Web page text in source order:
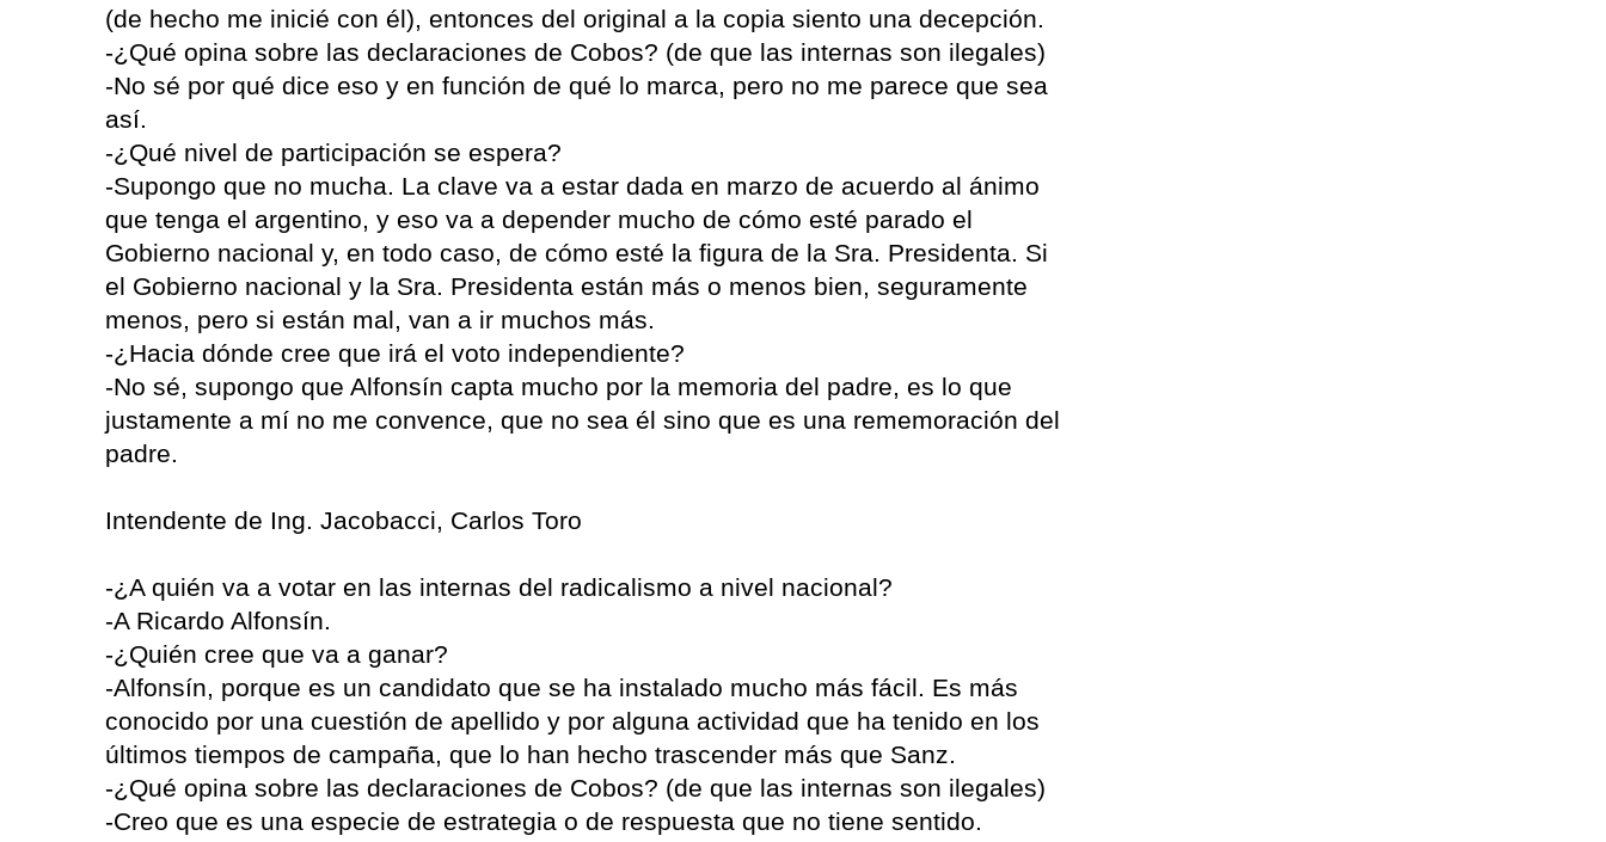
(de hecho me inicié con él), entonces del original a la copia siento una decepción.
-¿Qué opina sobre las declaraciones de Cobos? (de que las internas son ilegales)
-No sé por qué dice eso y en función de qué lo marca, pero no me parece que sea
así.
-¿Qué nivel de participación se espera?
-Supongo que no mucha. La clave va a estar dada en marzo de acuerdo al ánimo
que tenga el argentino, y eso va a depender mucho de cómo esté parado el
Gobierno nacional y, en todo caso, de cómo esté la figura de la Sra. Presidenta. Si
el Gobierno nacional y la Sra. Presidenta están más o menos bien, seguramente
menos, pero si están mal, van a ir muchos más.
-¿Hacia dónde cree que irá el voto independiente?
-No sé, supongo que Alfonsín capta mucho por la memoria del padre, es lo que
justamente a mí no me convence, que no sea él sino que es una rememoración del
padre.
Intendente de Ing. Jacobacci, Carlos Toro
-¿A quién va a votar en las internas del radicalismo a nivel nacional?
-A Ricardo Alfonsín.
-¿Quién cree que va a ganar?
-Alfonsín, porque es un candidato que se ha instalado mucho más fácil. Es más
conocido por una cuestión de apellido y por alguna actividad que ha tenido en los
últimos tiempos de campaña, que lo han hecho trascender más que Sanz.
-¿Qué opina sobre las declaraciones de Cobos? (de que las internas son ilegales)
-Creo que es una especie de estrategia o de respuesta que no tiene sentido.